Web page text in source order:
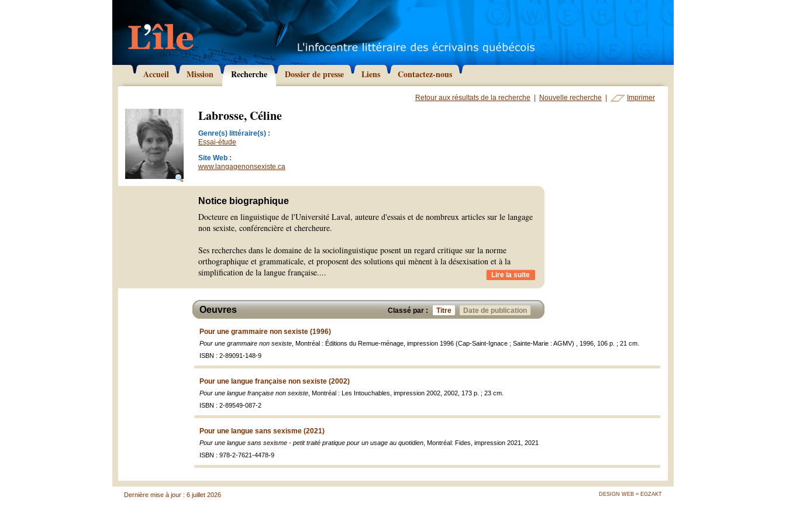
Accueil Mission Recherche Dossier de presse Liens Contactez-nous
Retour aux résultats de la recherche Nouvelle recherche Imprimer
Labrosse, Céline
Genre(s) littéraire(s) :
Essai-étude
Site Web :
www.langagenonsexiste.ca
Notice biographique
Docteure en linguistique de l'Université Laval, auteure d'essais et de nombreux articles sur le langage
non sexiste, conférencière et chercheure.
Ses recherches dans le domaine de la sociolinguistique posent un regard critique sur la norme
orthographique et grammaticale, et proposent des solutions qui mènent à la désexisation et à la
simplification de la langue française.... Lire la suite
Classé par : Titre Date de publication
Oeuvres
Pour une grammaire non sexiste (1996)
Pour une grammaire non sexiste , Montréal : Éditions du Remue-ménage, impression 1996 (Cap-Saint-Ignace ; Sainte-Marie : AGMV) , 1996, 106 p. ; 21 cm.
ISBN : 2-89091-148-9
Pour une langue française non sexiste (2002)
Pour une langue française non sexiste , Montréal : Les Intouchables, impression 2002, 2002, 173 p. ; 23 cm.
ISBN : 2-89549-087-2
Pour une langue sans sexisme (2021)
Pour une langue sans sexisme - petit traité pratique pour un usage au quotidien , Montréal: Fides, impression 2021, 2021
ISBN : 978-2-7621-4478-9
DESIGN WEB = EGZAKT
Dernière mise à jour : 6 juillet 2026